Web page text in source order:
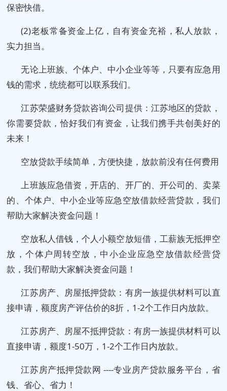
保密快借。
(2)老板常备资金上亿，自有资金充裕，私人放款，
实力担当。
无论上班族、个体户、中小企业等等，只要有应急用
钱的需求，统统都可以联系我们。
江苏荣盛财务贷款咨询公司提供：江苏地区的贷款，
你需要贷款，恰好我们有资金，让我们携手共创美好的
未来！
空放贷款手续简单，方便快捷，放款前没有任何费用
上班族应急借资，开店的、开厂的、开公司的、卖菜
的、个体户、中小企业等应急空放借款经营贷款，我们
帮助大家解决资金问题！
空放私人借钱，个人小额空放短借，工薪族无抵押空
放，个体户周转空放，中小企业应急空放借款经营贷
款，我们帮助大家解决资金问题！
江苏房产、房屋抵押贷款：有房一族提供材料可以直
接申请，额度房产评估价的8折，1-2个工作日内放款。
江苏房产、房屋不抵押贷款：有房一族提供材料可以
直接申请，额度1-50万，1-2个工作日内放款。
江苏房产抵押贷款网 ----专业房产贷款服务平台，省
钱、省心、省力！